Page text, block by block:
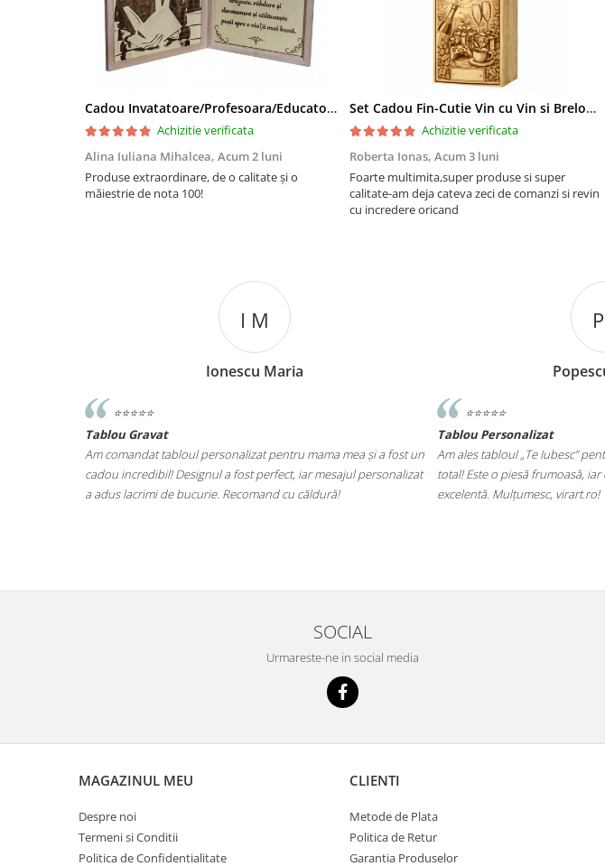
Cadou Invatatoare/Profesoara/Educatoare "Catalogul Amintirilor"
Achizitie verificata
Alina Iuliana Mihalcea, Acum 2 luni
Produse extraordinare, de o calitate și o
măiestrie de nota 100!
Set Cadou Fin-Cutie Vin cu Vin si Breloc Personalizate
Achizitie verificata
Roberta Ionas, Acum 3 luni
Foarte multimita,super produse si super
calitate-am deja cateva zeci de comanzi si revin
cu incredere oricand
I M
Ionescu Maria
⭐️⭐️⭐️⭐️⭐️
Tablou Gravat
Am comandat tabloul personalizat pentru mama mea și a fost un
cadou incredibil! Designul a fost perfect, iar mesajul personalizat
a adus lacrimi de bucurie. Recomand cu căldură!
⭐️⭐️⭐️⭐️⭐️
Tablou Personalizat
Am ales tabloul „Te Iubesc”
total! Este o piesă frumoasă,
excelentă. Mulțumesc, virart.ro!
SOCIAL
Urmareste-ne in social media
MAGAZINUL MEU
Despre noi
Termeni si Conditii
Politica de Confidentialitate
CLIENTI
Metode de Plata
Politica de Retur
Garantia Produselor